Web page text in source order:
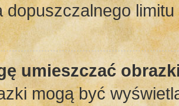
dopuszczalnego
umieszczać
mogą być